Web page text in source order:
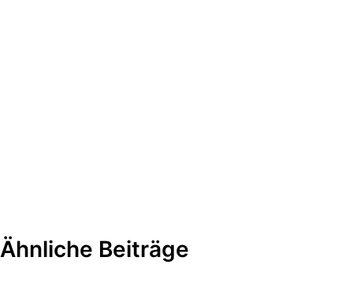
Ähnliche Beiträge